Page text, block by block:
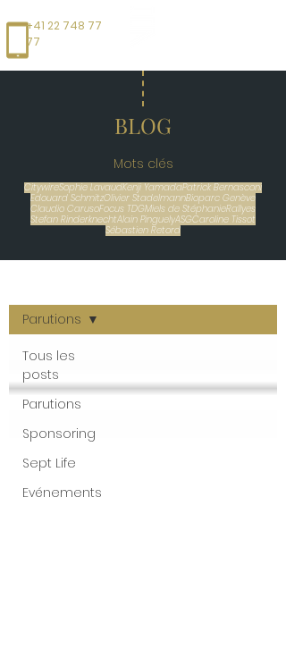
+41 22 748 77
77
BLOG
Mots clés
CitywireSophie LavaudKenji YamadaPatrick Bernasconi
Edouard SchmitzOlivier StadelmannBioparc Genève
Claudio CarusoFocus TDGMiels de StéphanieRallyes
Stefan RinderknechtAlain PinguelyASGCaroline Tissot
Sébastien Retord
Tous les
posts
Parutions
Sponsoring
Sept Life
Evénements
Parutions